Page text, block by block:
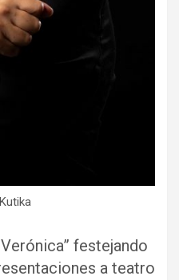
festejando
a teatro